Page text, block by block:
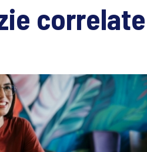
correlate